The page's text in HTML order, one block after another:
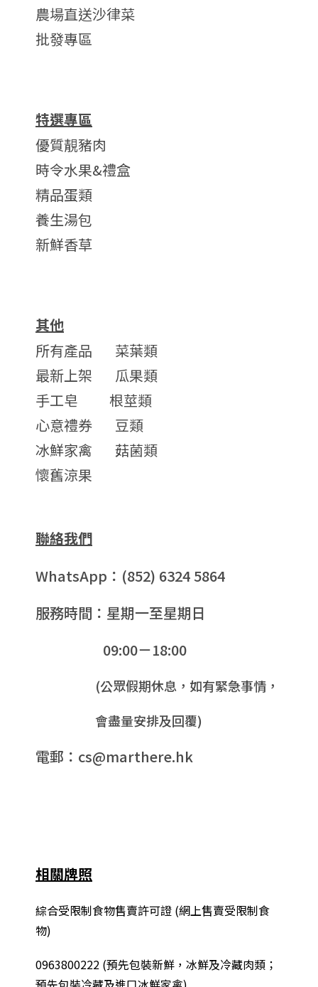
農場直送沙律菜
批發專區
特選專區
優質靚豬肉
時令水果&禮盒
精品蛋類
養生湯包
新鮮香草
其他
所有產品
菜葉類
最新上架
瓜果類
手工皂
根莖類
心意禮券
豆類
冰鮮家禽
菇菌類
懷舊涼果
聯絡我們
WhatsApp：(852) 6324 5864
服務時間：星期一至星期日
09:00－18:00
(公眾假期休息，如有緊急事情，
會盡量安排及回覆)
電郵：cs@marthere.hk
相關牌照
綜合受限制食物售賣許可證 (網上售賣受限制食
物)
0963800222 (預先包裝新鮮，冰鮮及冷藏肉類；